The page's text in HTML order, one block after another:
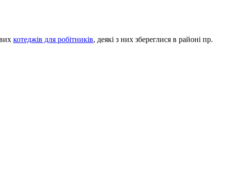
котеджів для робітників, деякі з них збереглися в районі пр.